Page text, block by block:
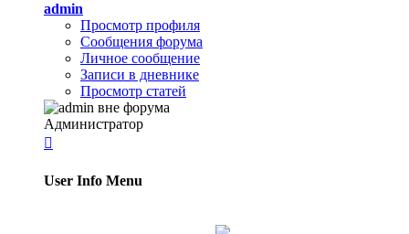
admin
Просмотр профиля
Сообщения форума
Личное сообщение
Записи в дневнике
Просмотр статей
Администратор

User Info Menu